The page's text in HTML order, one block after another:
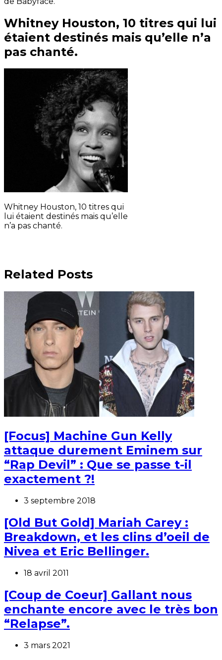
Whitney Houston, 10 titres qui lui
étaient destinés mais qu’elle n’a
pas chanté.
Whitney Houston, 10 titres qui
lui étaient destinés mais qu’elle
n’a pas chanté.
Related Posts
[Focus] Machine Gun Kelly
attaque durement Eminem sur
“Rap Devil” : Que se passe t-il
exactement ?!
3 septembre 2018
[Old But Gold] Mariah Carey :
Breakdown, et les clins d’oeil de
Nivea et Eric Bellinger.
18 avril 2011
[Coup de Coeur] Gallant nous
enchante encore avec le très bon
“Relapse”.
3 mars 2021